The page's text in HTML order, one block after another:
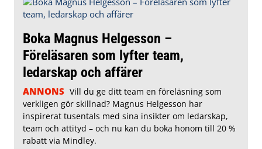
Boka Magnus Helgesson –
Föreläsaren som lyfter team,
ledarskap och affärer
ANNONS Vill du ge ditt team en föreläsning som
verkligen gör skillnad? Magnus Helgesson har
inspirerat tusentals med sina insikter om ledarskap,
team och attityd – och nu kan du boka honom till 20 %
rabatt via Mindley.